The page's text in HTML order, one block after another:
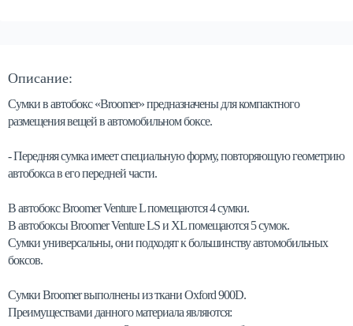
Описание:
Сумки в автобокс «Broomer» предназначены для компактного
размещения вещей в автомобильном боксе.
- Передняя сумка имеет специальную форму, повторяющую геометрию
автобокса в его передней части.
В автобокс Broomer Venture L помещаются 4 сумки.
В автобоксы Broomer Venture LS и XL помещаются 5 сумок.
Сумки универсальны, они подходят к большинству автомобильных
боксов.
Сумки Broomer выполнены из ткани Oxford 900D.
Преимуществами данного материала являются: